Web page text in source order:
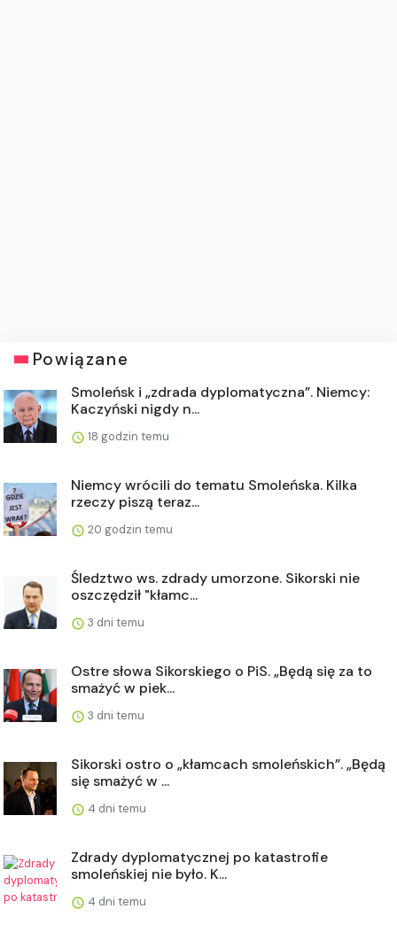
Powiązane
Smoleńsk i „zdrada dyplomatyczna”. Niemcy:
Kaczyński nigdy n...
18 godzin temu
Niemcy wrócili do tematu Smoleńska. Kilka
rzeczy piszą teraz...
20 godzin temu
Śledztwo ws. zdrady umorzone. Sikorski nie
oszczędził "kłamc...
3 dni temu
Ostre słowa Sikorskiego o PiS. „Będą się za to
smażyć w piek...
3 dni temu
Sikorski ostro o „kłamcach smoleńskich”. „Będą
się smażyć w ...
4 dni temu
Zdrady dyplomatycznej po katastrofie
smoleńskiej nie było. K...
4 dni temu